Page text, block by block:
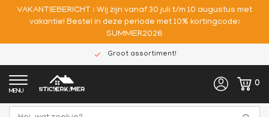
VAKANTIEBERICHT : Wij zijn vanaf 30 juli t/m 10 augustus met
vakantie! Bestel in deze periode met 10% kortingcode:
SUMMER2026
Hoge kwaliteit
MENU
0